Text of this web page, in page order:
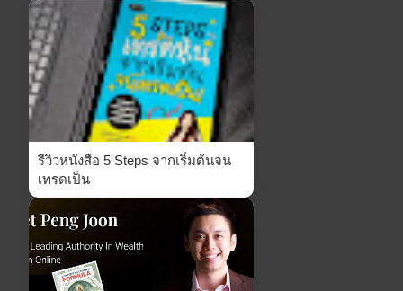
รีวิวหนังสือ 5 Steps จากเริ่มต้นจน
เทรดเป็น